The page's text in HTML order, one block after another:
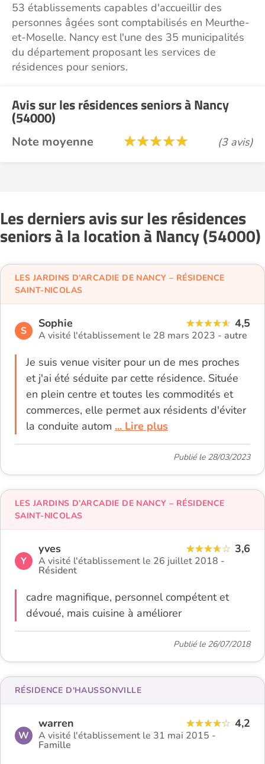
53 établissements capables d'accueillir des
personnes âgées sont comptabilisés en Meurthe-
et-Moselle. Nancy est l'une des 35 municipalités
du département proposant les services de
résidences pour seniors.
Avis sur les résidences seniors à Nancy
(54000)
Note moyenne (3 avis)
Les derniers avis sur les résidences
seniors à la location à Nancy (54000)
S
Sophie 4,5
A visité l'établissement le 28 mars 2023 - autre
Je suis venue visiter pour un de mes proches
et j'ai été séduite par cette résidence. Située
en plein centre et toutes les commodités et
commerces, elle permet aux résidents d'éviter
la conduite autom ... Lire plus
LES JARDINS D’ARCADIE DE NANCY – RÉSIDENCE
SAINT-NICOLAS
Publié le 28/03/2023
Y
yves 3,6
A visité l'établissement le 26 juillet 2018 -
Résident
cadre magnifique, personnel compétent et
dévoué, mais cuisine à améliorer
LES JARDINS D’ARCADIE DE NANCY – RÉSIDENCE
SAINT-NICOLAS
Publié le 26/07/2018
W
warren 4,2
A visité l'établissement le 31 mai 2015 -
Famille
RÉSIDENCE D'HAUSSONVILLE